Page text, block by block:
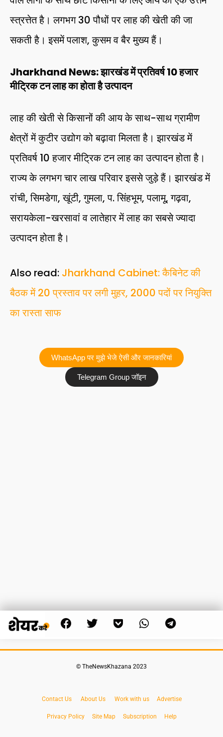
स्त्रत्तेत है। लगभग 30 पौधों पर लाह की खेती की जा
सकती है। इसमें पलाश, कुसम व बैर मुख्य हैं।
Jharkhand News: झारखंड में प्रतिवर्ष 10 हजार
मीट्रिक टन लाह का होता है उत्पादन
लाह की खेती से किसानों की आय के साथ-साथ ग्रामीण
क्षेत्रों में कुटीर उद्योग को बढ़ावा मिलता है। झारखंड में
प्रतिवर्ष 10 हजार मीट्रिक टन लाह का उत्पादन होता है।
राज्य के लगभग चार लाख परिवार इससे जुड़े हैं। झारखंड में
रांची, सिमडेगा, खूंटी, गुमला, प. सिंहभूम, पलामू, गढ़वा,
सरायकेला-खरसावां व लातेहार में लाह का सबसे ज्यादा
उत्पादन होता है।
Also read: Jharkhand Cabinet: कैबिनेट की
बैठक में 20 प्रस्ताव पर लगी मुहर, 2000 पदों पर नियुक्ति
का रास्ता साफ
WhatsApp पर मुझे भेजे ऐसी और जानकारियां
Telegram Group जॉइन
© TheNewsKhazana 2023
Contact Us About Us Work with us Advertise
Privacy Policy Site Map Subscription Help